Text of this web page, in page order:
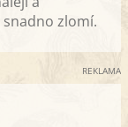
zlomí.
REKLAMA